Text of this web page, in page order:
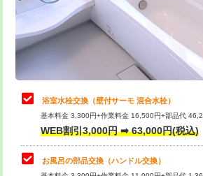
桝清掃
止水・漏水調査・防水処理・清掃・修
理・調整・分解・加工など（軽作業）
止水・漏水調査・防水処理・清掃・修
理・調整・分解・加工など（中作業）
止水・漏水調査・防水処理・清掃・修
理・調整・分解・加工など（重作業）
トイレタンク脱着
浴室水栓交換（壁付サーモ 混合水栓）
基本料金 3,300円+作業料金 16,500円+部品代
WEB割引3,000円 ➡ 63,000円(税込)
お風呂の部品交換（ハンドル交換）